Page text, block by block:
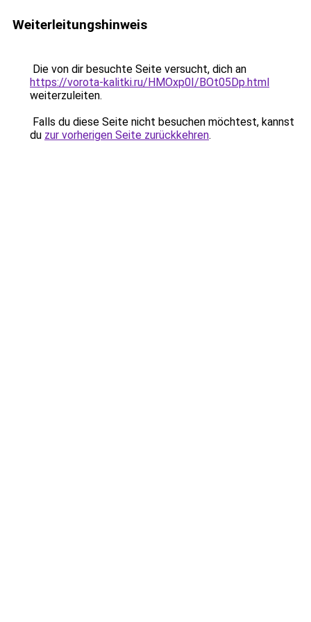
Weiterleitungshinweis
Die von dir besuchte Seite versucht, dich an
https://vorota-kalitki.ru/HMOxp0I/BOt05Dp.html
weiterzuleiten.
Falls du diese Seite nicht besuchen möchtest, kannst
du zur vorherigen Seite zurückkehren.